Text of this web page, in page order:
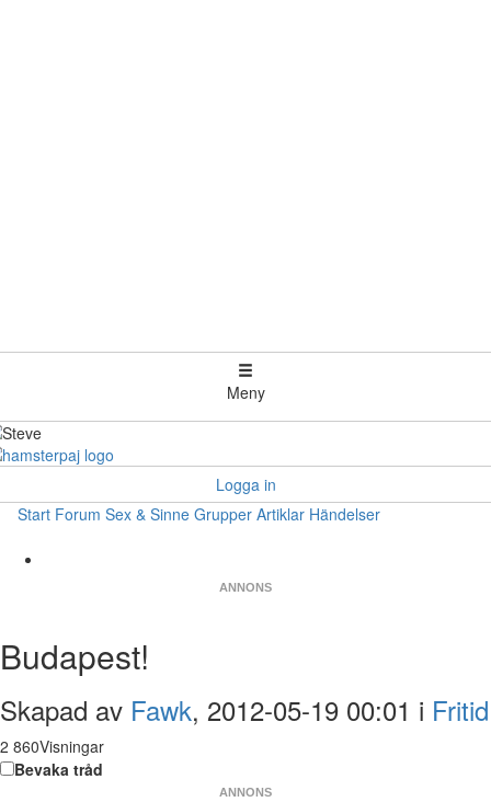
Meny
Logga in
Start Forum Sex & Sinne Grupper Artiklar Händelser
ANNONS
Budapest!
Skapad av Fawk, 2012-05-19 00:01 i Fritid
2 860Visningar
Bevaka tråd
ANNONS